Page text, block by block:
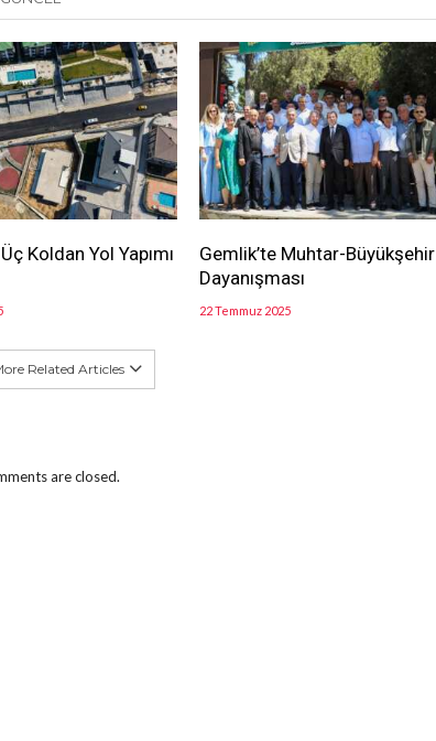
Koldan Yol Yapımı
Gemlik’te Muhtar-Büyükşehir
Dayanışması
22 Temmuz 2025
Related Articles
are closed.